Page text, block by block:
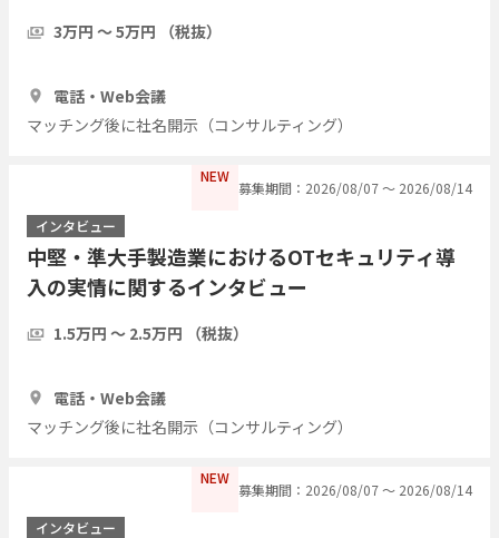
3万円 〜 5万円 （税抜）
電話・Web会議
マッチング後に社名開示（コンサルティング）
NEW
募集期間：2026/08/07 〜 2026/08/14
インタビュー
中堅・準大手製造業におけるOTセキュリティ導
入の実情に関するインタビュー
1.5万円 〜 2.5万円 （税抜）
電話・Web会議
マッチング後に社名開示（コンサルティング）
NEW
募集期間：2026/08/07 〜 2026/08/14
インタビュー